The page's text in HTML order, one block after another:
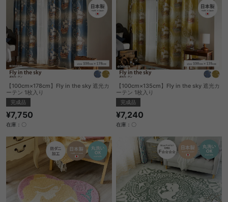
【100cm×178cm】Fly in the sky 遮光カ
ーテン 1枚入り
完成品
¥7,750
在庫：〇
【100cm×135cm】Fly in the sky 遮光カ
ーテン 1枚入り
完成品
¥7,240
在庫：〇